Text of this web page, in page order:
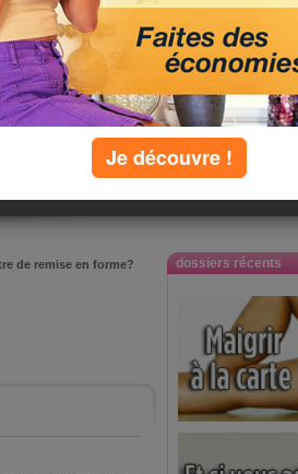
dossiers récents
par
de remise en forme?
Je découvre !